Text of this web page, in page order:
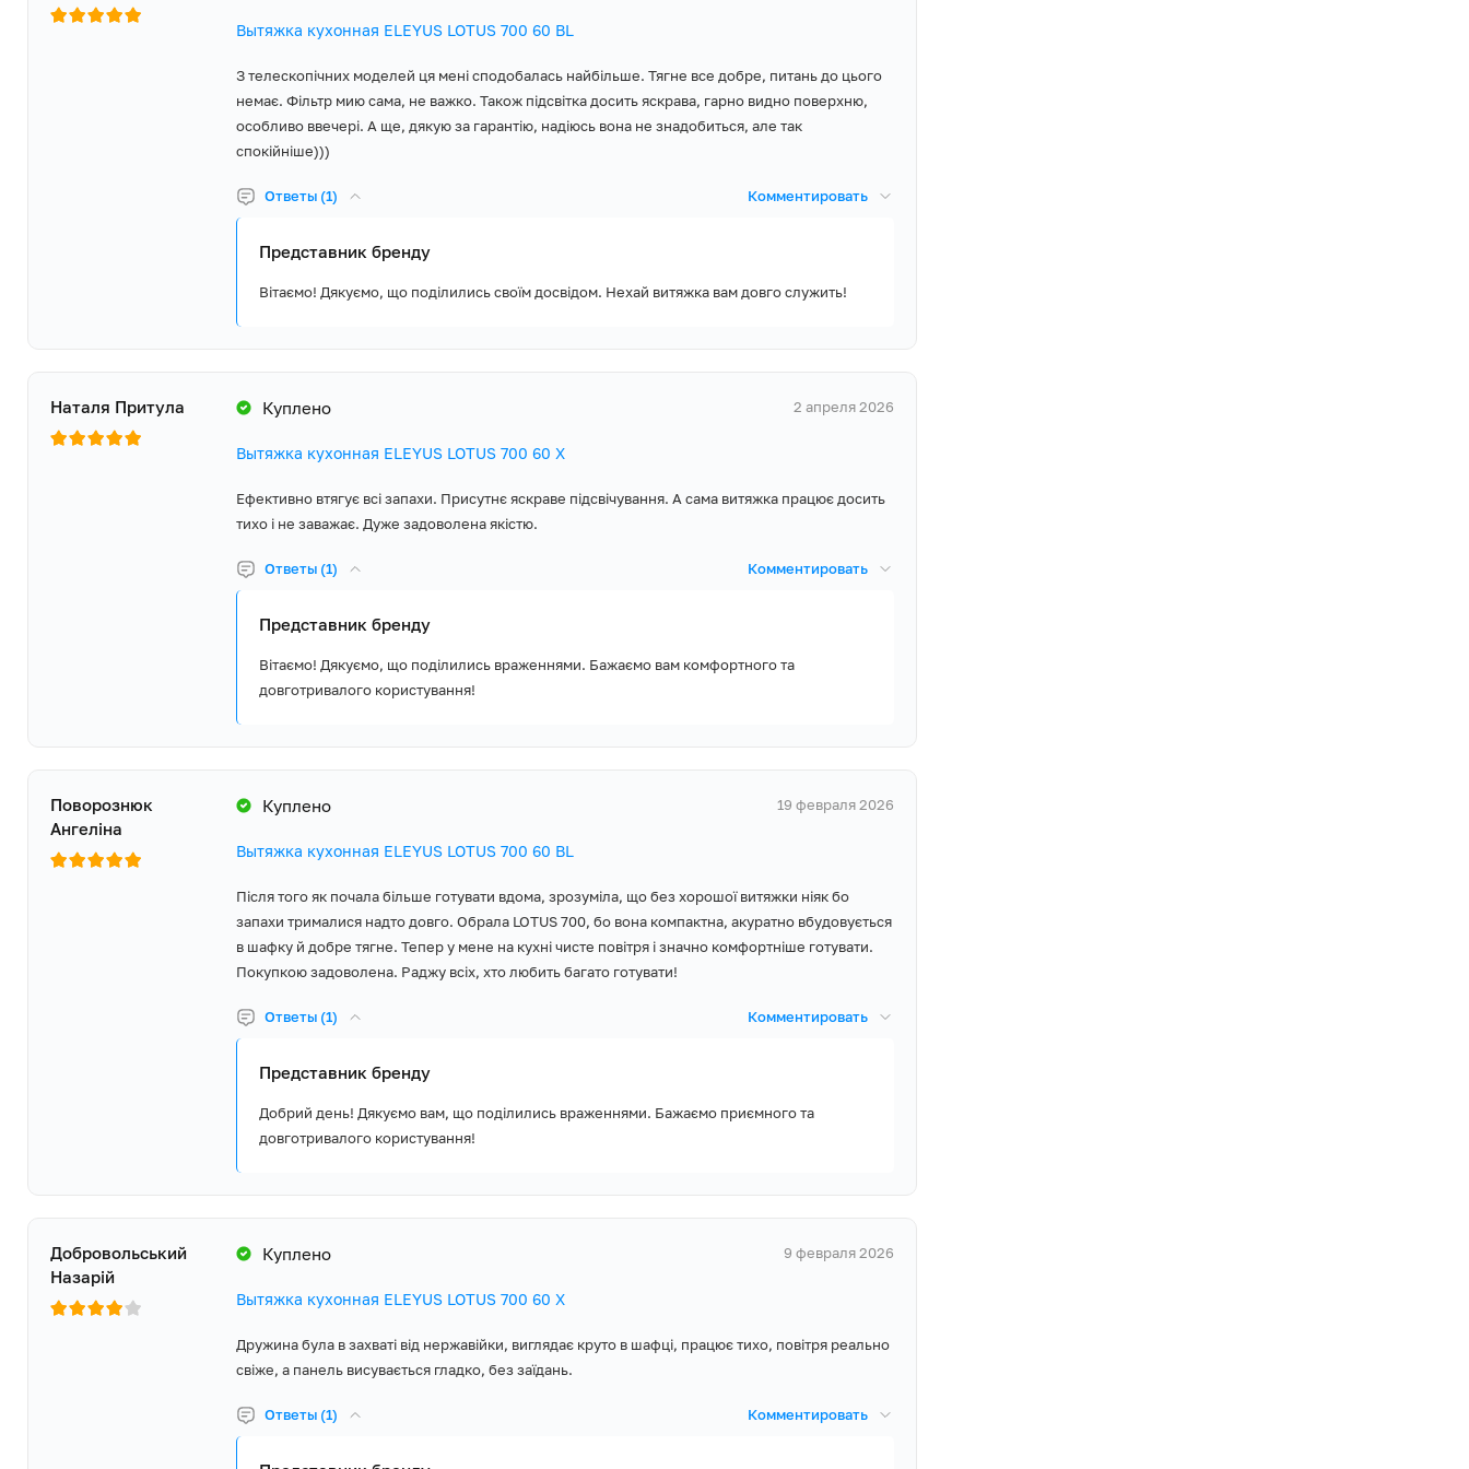
Вытяжка кухонная ELEYUS LOTUS 700 60 BL
З телескопічних моделей ця мені сподобалась найбільше. Тягне все добре, питань до цього
немає. Фільтр мию сама, не важко. Також підсвітка досить яскрава, гарно видно поверхню,
особливо ввечері. А ще, дякую за гарантію, надіюсь вона не знадобиться, але так
спокійніше)))
Ответы (1) Комментировать
Представник бренду
Вітаємо! Дякуємо, що поділились своїм досвідом. Нехай витяжка вам довго служить!
Наталя Притула Куплено 2 апреля 2026
Вытяжка кухонная ELEYUS LOTUS 700 60 X
Ефективно втягує всі запахи. Присутнє яскраве підсвічування. А сама витяжка працює досить
тихо і не заважає. Дуже задоволена якістю.
Ответы (1) Комментировать
Представник бренду
Вітаємо! Дякуємо, що поділились враженнями. Бажаємо вам комфортного та
довготривалого користування!
Поворознюк
Ангеліна
Куплено 19 февраля 2026
Вытяжка кухонная ELEYUS LOTUS 700 60 BL
Після того як почала більше готувати вдома, зрозуміла, що без хорошої витяжки ніяк бо
запахи трималися надто довго. Обрала LOTUS 700, бо вона компактна, акуратно вбудовується
в шафку й добре тягне. Тепер у мене на кухні чисте повітря і значно комфортніше готувати.
Покупкою задоволена. Раджу всіх, хто любить багато готувати!
Ответы (1) Комментировать
Представник бренду
Добрий день! Дякуємо вам, що поділились враженнями. Бажаємо приємного та
довготривалого користування!
Добровольський
Назарій
Куплено 9 февраля 2026
Вытяжка кухонная ELEYUS LOTUS 700 60 X
Дружина була в захваті від нержавійки, виглядає круто в шафці, працює тихо, повітря реально
свіже, а панель висувається гладко, без заїдань.
Ответы (1) Комментировать